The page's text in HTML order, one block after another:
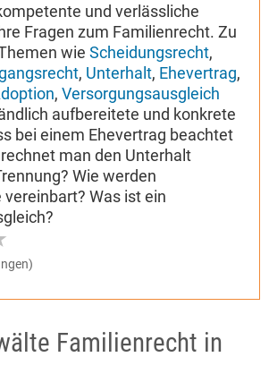
und verlässliche
Fragen zum Familienrecht. Zu
wie Scheidungsrecht,
, Unterhalt, Ehevertrag,
, Versorgungsausgleich
aufbereitete und konkrete
bei einem Ehevertrag beachtet
man den Unterhalt
Wie werden
Was ist ein
Familienrecht in